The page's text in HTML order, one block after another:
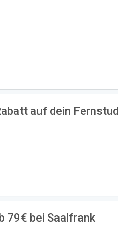
auf dein
79€ bei Saalfrank